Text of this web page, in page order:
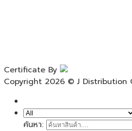
Certificate By
Copyright 2026 © J Distribution
ค้นหา: